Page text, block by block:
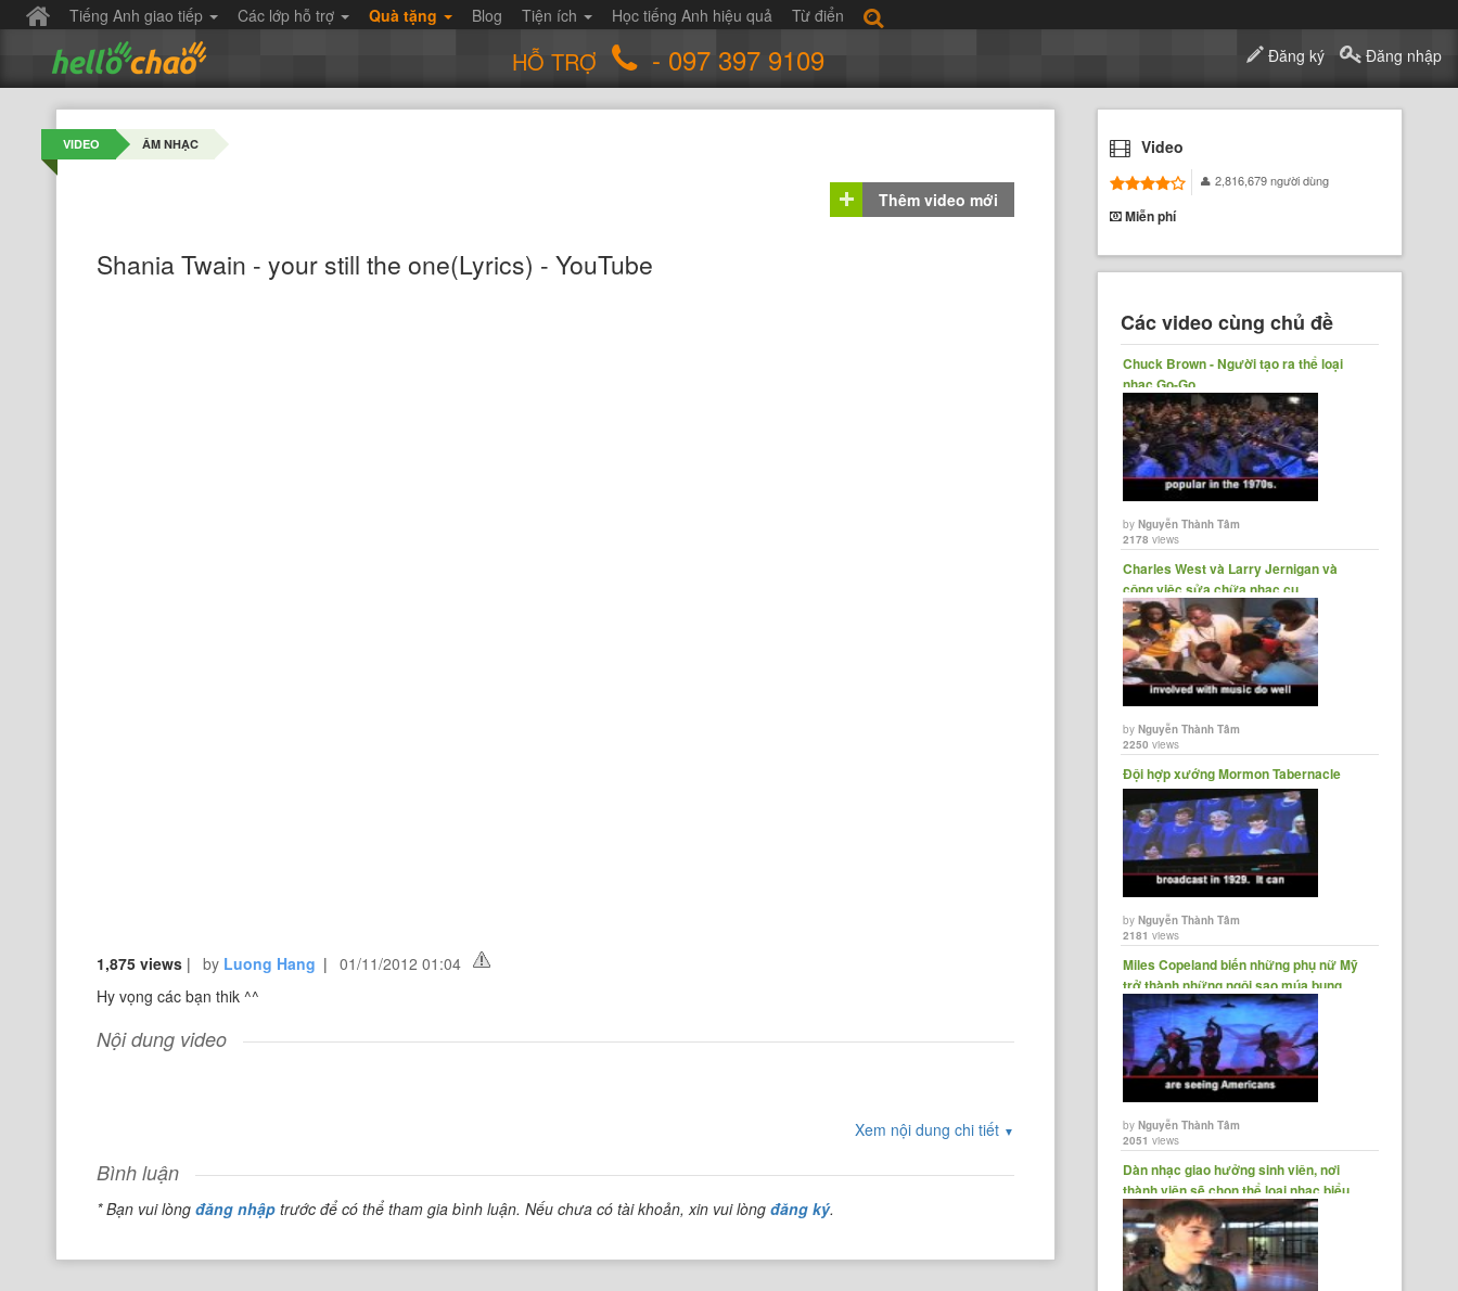
Tiếng Anh giao tiếp Các lớp hỗ trợ Quà tặng Blog Tiện ích Học tiếng Anh hiệu quả Từ điển
HỖ TRỢ - 097 397 9109 Đăng ký Đăng nhập
VIDEO ÂM NHẠC
Thêm video mới
Shania Twain - your still the one(Lyrics) - YouTube
1,875 views | by Luong Hang |
01/11/2012 01:04
Hy vọng các bạn thik ^^
Nội dung video
Xem nội dung chi tiết ▼
Bình luận
* Bạn vui lòngđăng nhập trước để có thể tham gia bình luận. Nếu chưa có tài khoản, xin vui lòngđăng ký.
Video
2,816,679 người dùng
Miễn phí
Các video cùng chủ đề
Chuck Brown - Người tạo ra thể loại
nhạc Go-Go
byNguyễn Thành Tâm
2178 views
Charles West và Larry Jernigan và
công việc sửa chữa nhạc cụ
byNguyễn Thành Tâm
2250 views
Đội hợp xướng Mormon Tabernacle
byNguyễn Thành Tâm
2181 views
Miles Copeland biến những phụ nữ Mỹ
trở thành những ngôi sao múa bụng
byNguyễn Thành Tâm
2051 views
Dàn nhạc giao hưởng sinh viên, nơi
thành viên sẽ chọn thể loại nhạc biểu
diễn:......